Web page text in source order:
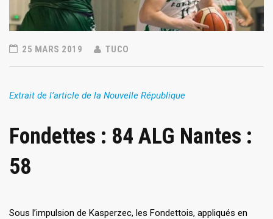
25 MARS 2019 TUCO
Extrait de l’article de la Nouvelle République
Fondettes : 84 ALG Nantes :
58
Sous l’impulsion de Kasperzec, les Fondettois, appliqués en